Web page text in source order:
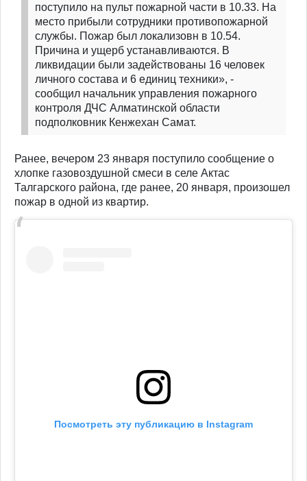
поступило на пульт пожарной части в 10.33. На
место прибыли сотрудники противопожарной
службы. Пожар был локализовн в 10.54.
Причина и ущерб устанавливаются. В
ликвидации были задействованы 16 человек
личного состава и 6 единиц техники», -
сообщил начальник управления пожарного
контроля ДЧС Алматинской области
подполковник Кенжехан Самат.
Ранее, вечером 23 января поступило сообщение о
хлопке газовоздушной смеси в селе Актас
Талгарского района, где ранее, 20 января, произошел
пожар в одной из квартир.
Посмотреть эту публикацию в Instagram